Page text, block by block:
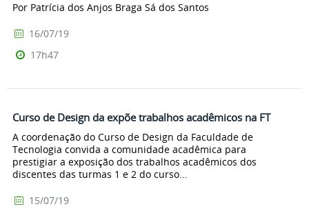
Por Patrícia dos Anjos Braga Sá dos Santos
16/07/19
17h47
Curso de Design da expõe trabalhos acadêmicos na FT
A coordenação do Curso de Design da Faculdade de
Tecnologia convida a comunidade acadêmica para
prestigiar a exposição dos trabalhos acadêmicos dos
discentes das turmas 1 e 2 do curso...
15/07/19